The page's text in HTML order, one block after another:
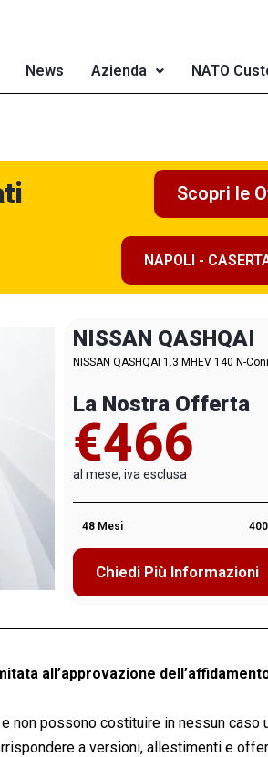
News Azienda NATO
Scopri le
NAPOLI -
NISSAN QASHQAI
NISSAN QASHQAI 1.3 MHEV 140 N-
La Nostra Offerta
€466
al mese, iva esclusa
48 Mesi
Chiedi Più Informazioni
all’approvazione
non possono costituire in nessun caso
a versioni, allestimenti e